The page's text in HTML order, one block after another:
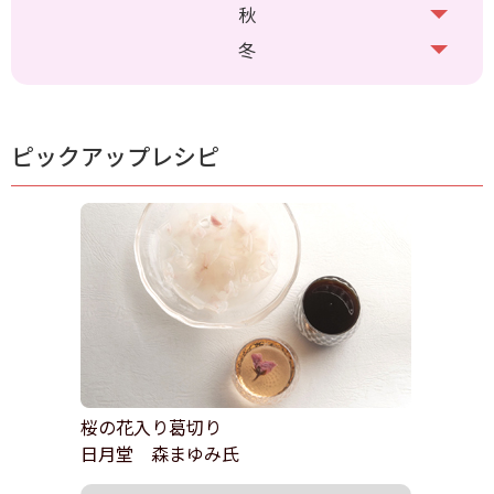
秋
冬
ピックアップレシピ
桜の花入り葛切り
日月堂 森まゆみ氏